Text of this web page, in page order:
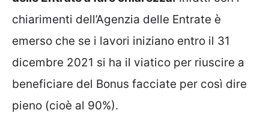
chiarimenti dell’Agenzia delle Entrate è
emerso che se i lavori iniziano entro il 31
dicembre 2021 si ha il viatico per riuscire a
beneficiare del Bonus facciate per così dire
pieno (cioè al 90%).